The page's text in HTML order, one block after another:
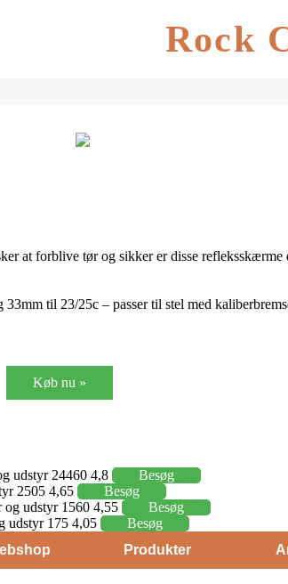
Rock
at forblive tør og sikker er disse
til 23/25c – passer til stel med
Køb nu »
udstyr 24460 4,8
Besøg
2505 4,65
Besøg
og udstyr 1560 4,55
Besøg
udstyr 175 4,05
Besøg
Produkter